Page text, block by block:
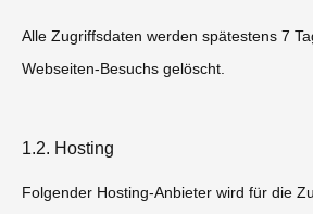
Alle Zugriffsdaten werden spätestens 7
Webseiten-Besuchs gelöscht.
1.2. Hosting
Folgender Hosting-Anbieter wird für die